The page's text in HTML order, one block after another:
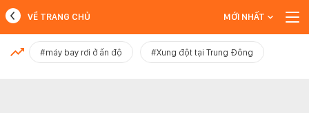
MỚI NHẤT
VỀ TRANG CHỦ MỚI NHẤT
#máy bay rơi ở ấn độ #Xung đột tại Trung Đông